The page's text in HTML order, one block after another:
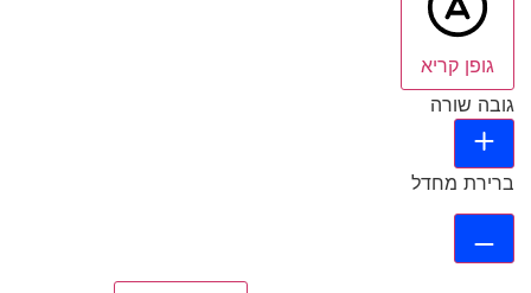
גופן קריא
גובה שורה
ברירת מחדל